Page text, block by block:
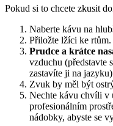
Pokud si to chcete zkusit
Naberte kávu na
Přiložte lžíci ke rtům.
Prudce a krátce
vzduchu (představte
zastavíte ji na
Zvuk by měl být
Nechte kávu chvíli v
profesionálním
nádobky, abyste se